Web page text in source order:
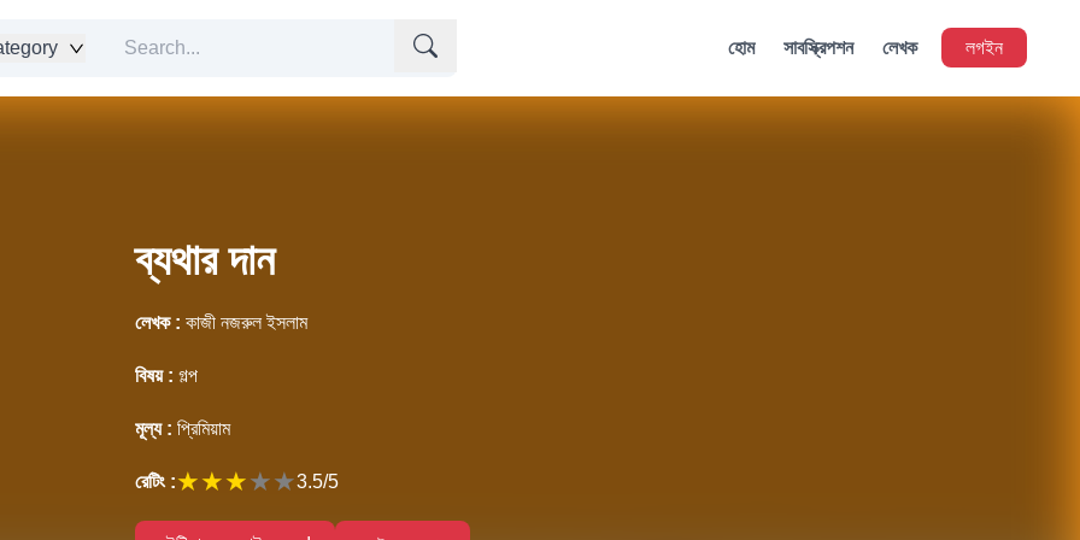
হোম সাবস্ক্রিপশন লেখক লগইন
ব্যথার দান
লেখক : কাজী নজরুল ইসলাম
বিষয় : গল্প
মূল্য : প্রিমিয়াম
রেটিং :★★★★★3.5/5